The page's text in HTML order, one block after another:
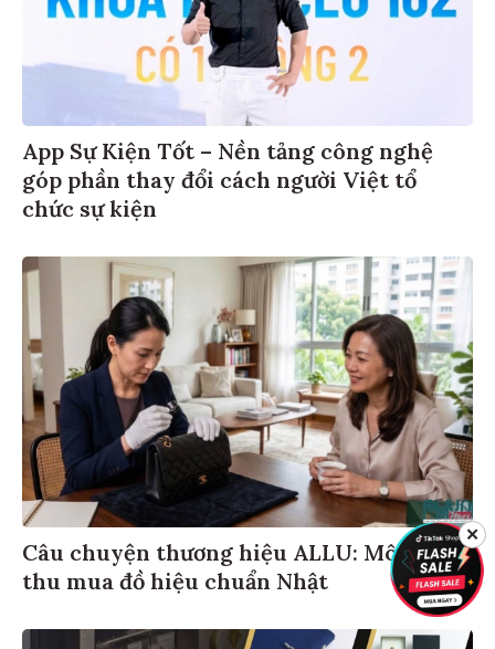
App Sự Kiện Tốt – Nền tảng công nghệ
góp phần thay đổi cách người Việt tổ
chức sự kiện
Câu chuyện thương hiệu ALLU: Mô hình
thu mua đồ hiệu chuẩn Nhật
✕